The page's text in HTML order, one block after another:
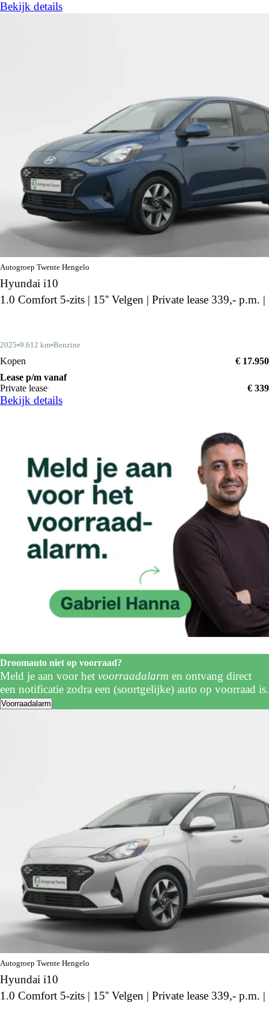
Bekijk details
Autogroep Twente Hengelo
Hyundai i10
1.0 Comfort 5-zits | 15'' Velgen | Private lease 339,- p.m. |
2025 9.612 km Benzine
Kopen
€ 17.950
Lease p/m vanaf
Private lease
€ 339
Bekijk details
Droomauto niet op voorraad?
Meld je aan voor het voorraadalarm en ontvang direct
een notificatie zodra een (soortgelijke) auto op voorraad is.
Voorraadalarm
Autogroep Twente Hengelo
Hyundai i10
1.0 Comfort 5-zits | 15'' Velgen | Private lease 339,- p.m. |